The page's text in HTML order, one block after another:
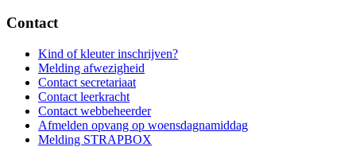
Contact
Kind of kleuter inschrijven?
Melding afwezigheid
Contact secretariaat
Contact leerkracht
Contact webbeheerder
Afmelden opvang op woensdagnamiddag
Melding STRAPBOX